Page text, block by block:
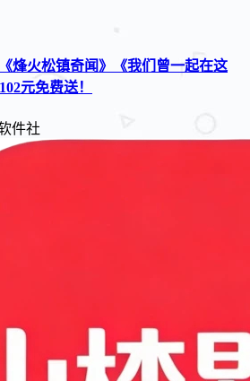
烽火松镇奇闻》《我们曾一起在这
元免费送！
件社